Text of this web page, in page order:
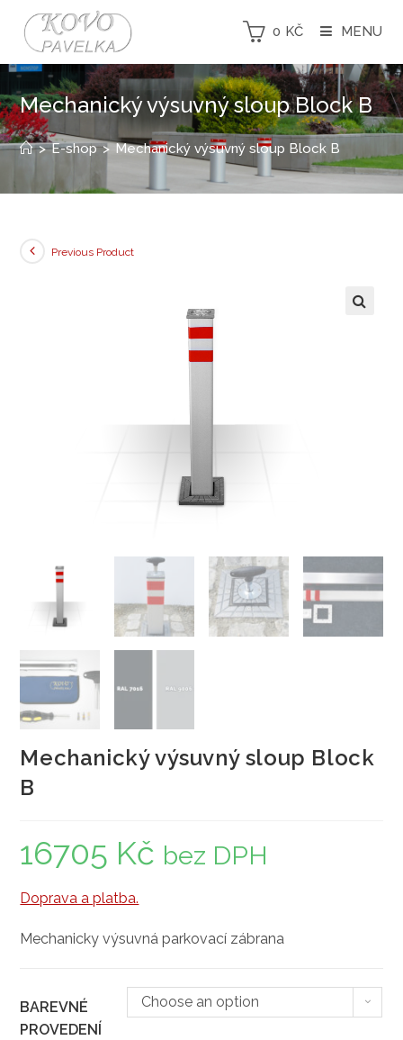
0 KČ MENU
Mechanický výsuvný sloup Block B
> E-shop > Mechanický výsuvný sloup Block B
Previous Product
Mechanický výsuvný sloup Block
B
16705 Kč bez DPH
Doprava a platba.
Mechanicky výsuvná parkovací zábrana
BAREVNÉ
PROVEDENÍ
Choose an option